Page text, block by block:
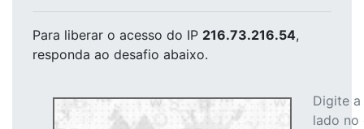
Para liberar o acesso do IP 216.73.216.54,
responda ao desafio abaixo.
Digite
lado no